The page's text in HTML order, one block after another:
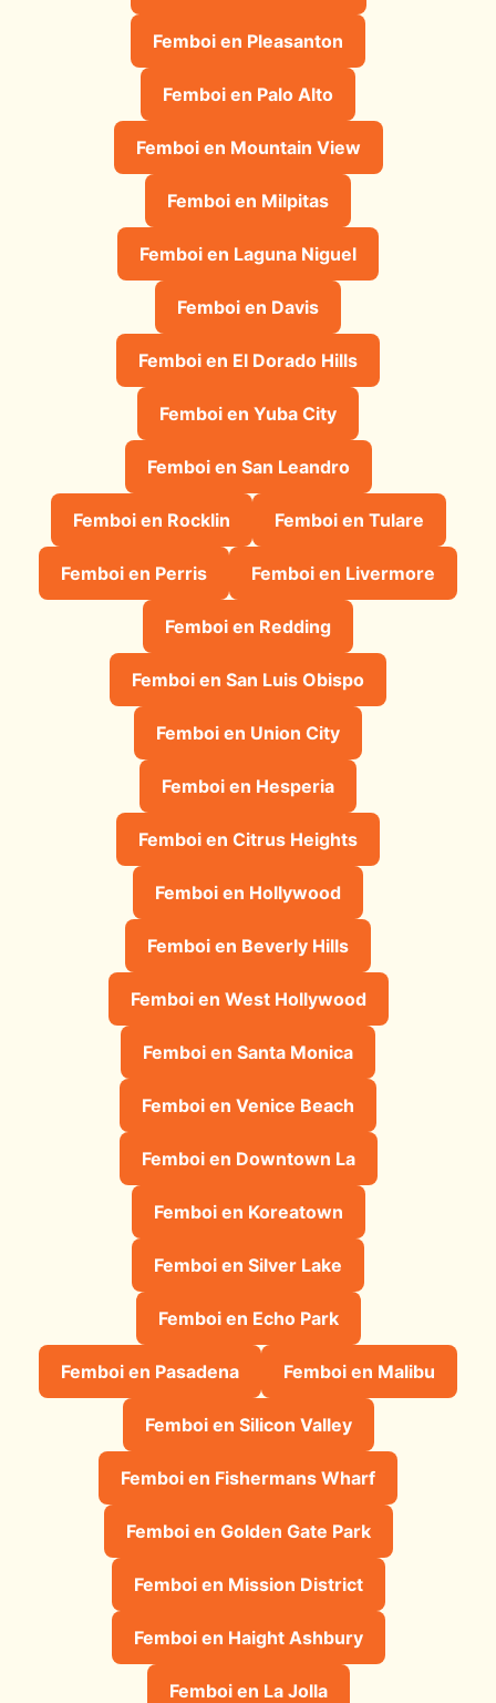
Femboi en Pleasanton
Femboi en Palo Alto
Femboi en Mountain View
Femboi en Milpitas
Femboi en Laguna Niguel
Femboi en Davis
Femboi en El Dorado Hills
Femboi en Yuba City
Femboi en San Leandro
Femboi en Rocklin Femboi en Tulare
Femboi en Perris Femboi en Livermore
Femboi en Redding
Femboi en San Luis Obispo
Femboi en Union City
Femboi en Hesperia
Femboi en Citrus Heights
Femboi en Hollywood
Femboi en Beverly Hills
Femboi en West Hollywood
Femboi en Santa Monica
Femboi en Venice Beach
Femboi en Downtown La
Femboi en Koreatown
Femboi en Silver Lake
Femboi en Echo Park
Femboi en Pasadena Femboi en Malibu
Femboi en Silicon Valley
Femboi en Fishermans Wharf
Femboi en Golden Gate Park
Femboi en Mission District
Femboi en Haight Ashbury
Femboi en La Jolla